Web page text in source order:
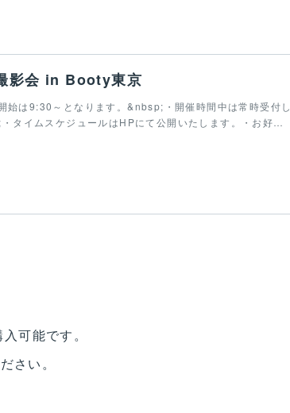
影会 in Booty東京
始は9:30～となります。&nbsp;・開催時間中は常時受付し
タイムスケジュールはHPにて公開いたします。・お好…
可能です。
さい。